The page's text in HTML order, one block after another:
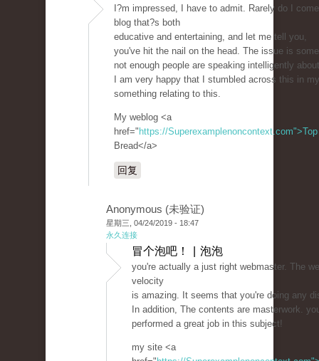
I?m impressed, I have to admit. Rarely do I
blog that?s both
educative and entertaining, and let me tell you,
you've hit the nail on the head. The issue is
not enough people are speaking intelligently
I am very happy that I stumbled across this in
something relating to this.
My weblog <a
href=" https://Superexamplenoncontext.com">Top
Bread</a>
回复
Anonymous (未验证)
星期三, 04/24/2019 - 18:47
永久连接
冒个泡吧！ | 泡泡
you're actually a just right webmaster. The
velocity
is amazing. It seems that you're doing any
In addition, The contents are masterwork.
performed a great job in this subject!
my site <a